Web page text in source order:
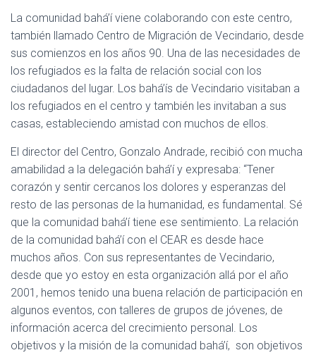
La comunidad bahá’í viene colaborando con este centro,
también llamado Centro de Migración de Vecindario, desde
sus comienzos en los años 90. Una de las necesidades de
los refugiados es la falta de relación social con los
ciudadanos del lugar. Los bahá’ís de Vecindario visitaban a
los refugiados en el centro y también les invitaban a sus
casas, estableciendo amistad con muchos de ellos.
El director del Centro, Gonzalo Andrade, recibió con mucha
amabilidad a la delegación bahá’í y expresaba: “Tener
corazón y sentir cercanos los dolores y esperanzas del
resto de las personas de la humanidad, es fundamental. Sé
que la comunidad bahá’í tiene ese sentimiento. La relación
de la comunidad bahá’í con el CEAR es desde hace
muchos años. Con sus representantes de Vecindario,
desde que yo estoy en esta organización allá por el año
2001, hemos tenido una buena relación de participación en
algunos eventos, con talleres de grupos de jóvenes, de
información acerca del crecimiento personal. Los
objetivos y la misión de la comunidad bahá’í, son objetivos